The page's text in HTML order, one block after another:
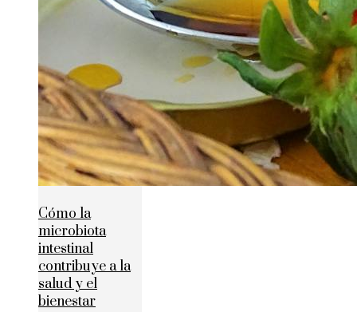
Cómo la
microbiota
intestinal
contribuye a la
salud y el
bienestar